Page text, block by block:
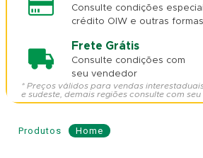
Consulte condições
crédito OIW e outras
Frete Grátis
Consulte condições com
seu vendedor
* Preços válidos para vendas
e sudeste, demais regiões consulte com seu
Home
Produtos